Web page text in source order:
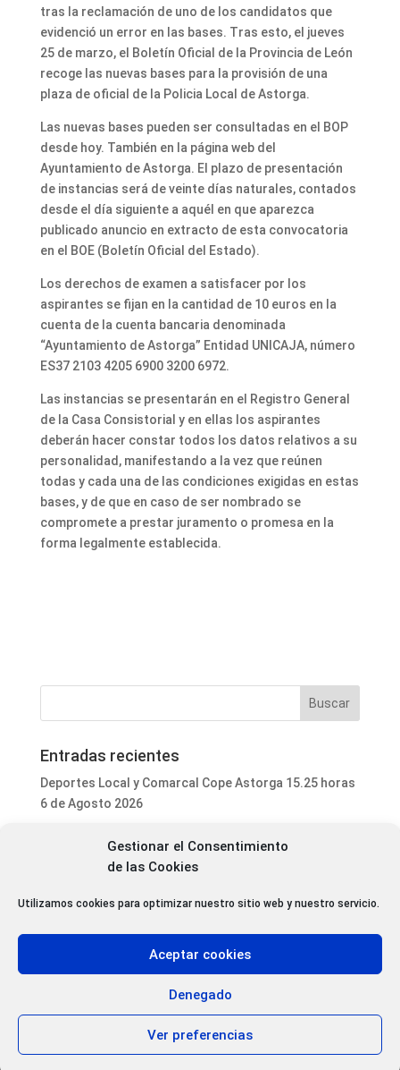
Gestionar el Consentimiento
de las Cookies
Utilizamos cookies para optimizar nuestro sitio web y nuestro servicio.
Aceptar cookies
Denegado
Ver preferencias
tras la reclamación de uno de los candidatos que
evidenció un error en las bases. Tras esto, el jueves
25 de marzo, el Boletín Oficial de la Provincia de León
recoge las nuevas bases para la provisión de una
plaza de oficial de la Policia Local de Astorga.
Las nuevas bases pueden ser consultadas en el BOP
desde hoy. También en la página web del
Ayuntamiento de Astorga. El plazo de presentación
de instancias será de veinte días naturales, contados
desde el día siguiente a aquél en que aparezca
publicado anuncio en extracto de esta convocatoria
en el BOE (Boletín Oficial del Estado).
Los derechos de examen a satisfacer por los
aspirantes se fijan en la cantidad de 10 euros en la
cuenta de la cuenta bancaria denominada
“Ayuntamiento de Astorga” Entidad UNICAJA, número
ES37 2103 4205 6900 3200 6972.
Las instancias se presentarán en el Registro General
de la Casa Consistorial y en ellas los aspirantes
deberán hacer constar todos los datos relativos a su
personalidad, manifestando a la vez que reúnen
todas y cada una de las condiciones exigidas en estas
bases, y de que en caso de ser nombrado se
compromete a prestar juramento o promesa en la
forma legalmente establecida.
Entradas recientes
Deportes Local y Comarcal Cope Astorga 15.25 horas
6 de Agosto 2026
Luis Fernández Terrón dona 1.020 euros a la
Patrimonio da luz verde a la rehabilitación de varias
cubiertas del Convento Premonstratense de Villoria
de Órbigo